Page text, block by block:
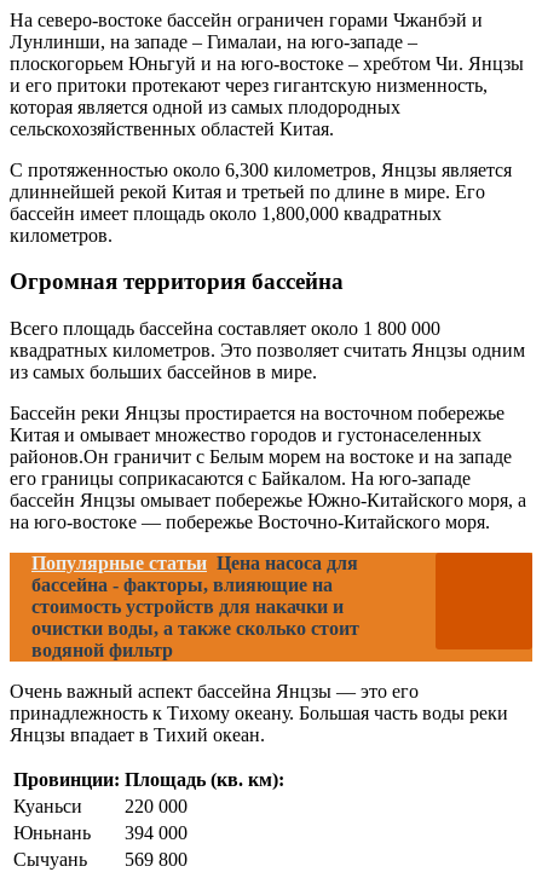
На северо-востоке бассейн ограничен горами Чжанбэй и
Лунлинши, на западе – Гималаи, на юго-западе –
плоскогорьем Юньгуй и на юго-востоке – хребтом Чи. Янцзы
и его притоки протекают через гигантскую низменность,
которая является одной из самых плодородных
сельскохозяйственных областей Китая.
С протяженностью около 6,300 километров, Янцзы является
длиннейшей рекой Китая и третьей по длине в мире. Его
бассейн имеет площадь около 1,800,000 квадратных
километров.
Огромная территория бассейна
Всего площадь бассейна составляет около 1 800 000
квадратных километров. Это позволяет считать Янцзы одним
из самых больших бассейнов в мире.
Бассейн реки Янцзы простирается на восточном побережье
Китая и омывает множество городов и густонаселенных
районов.Он граничит с Белым морем на востоке и на западе
его границы соприкасаются с Байкалом. На юго-западе
бассейн Янцзы омывает побережье Южно-Китайского моря, а
на юго-востоке — побережье Восточно-Китайского моря.
Популярные статьи Цена насоса для
бассейна - факторы, влияющие на
стоимость устройств для накачки и
очистки воды, а также сколько стоит
водяной фильтр
Очень важный аспект бассейна Янцзы — это его
принадлежность к Тихому океану. Большая часть воды реки
Янцзы впадает в Тихий океан.
Провинции: Площадь (кв. км):
Куаньси
220 000
Юньнань
394 000
Сычуань
569 800